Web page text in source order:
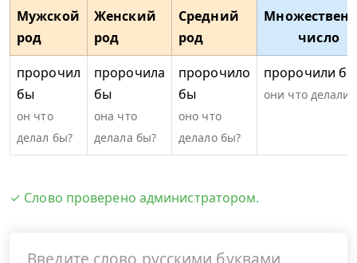
число
Мужской
род
Женский
род
Средний
род
пророчил
бы
он что
делал бы?
пророчила
бы
она что
делала бы?
пророчило
бы
оно что
делало бы?
пророчили бы
они что делали
✓ Слово проверено администратором.